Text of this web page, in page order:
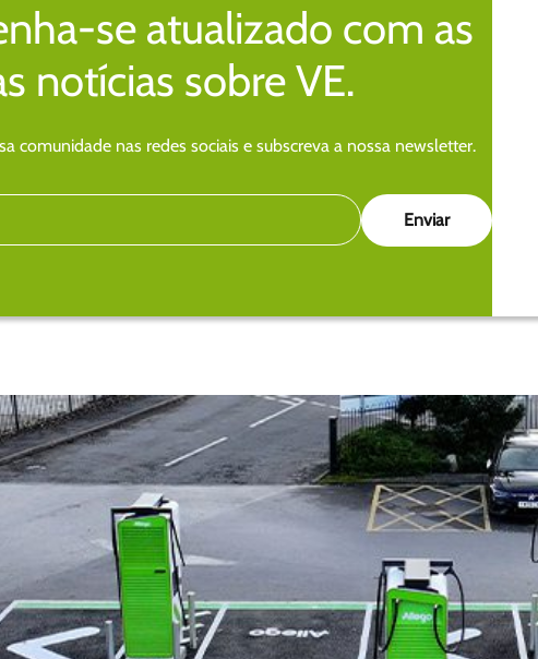
se atualizado com as
notícias sobre VE.
comunidade nas redes sociais e subscreva a nossa newsletter.